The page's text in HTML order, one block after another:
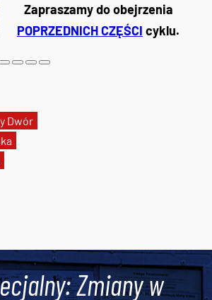
Dwór
Zapraszamy do obejrzenia
POPRZEDNICH CZĘŚCI cyklu.
Zmiany w